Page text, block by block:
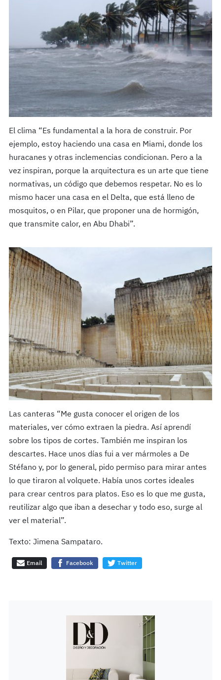
El clima “Es fundamental a la hora de construir. Por
ejemplo, estoy haciendo una casa en Miami, donde los
huracanes y otras inclemencias condicionan. Pero a la
vez inspiran, porque la arquitectura es un arte que tiene
normativas, un código que debemos respetar. No es lo
mismo hacer una casa en el Delta, que está lleno de
mosquitos, o en Pilar, que proponer una de hormigón,
que transmite calor, en Abu Dhabi”.
Las canteras “Me gusta conocer el origen de los
materiales, ver cómo extraen la piedra. Así aprendí
sobre los tipos de cortes. También me inspiran los
descartes. Hace unos días fui a ver mármoles a De
Stéfano y, por lo general, pido permiso para mirar antes
lo que tiraron al volquete. Había unos cortes ideales
para crear centros para platos. Eso es lo que me gusta,
reutilizar algo que iban a desechar y todo eso, surge al
ver el material”.
Texto: Jimena Sampataro.
Email Facebook Twitter